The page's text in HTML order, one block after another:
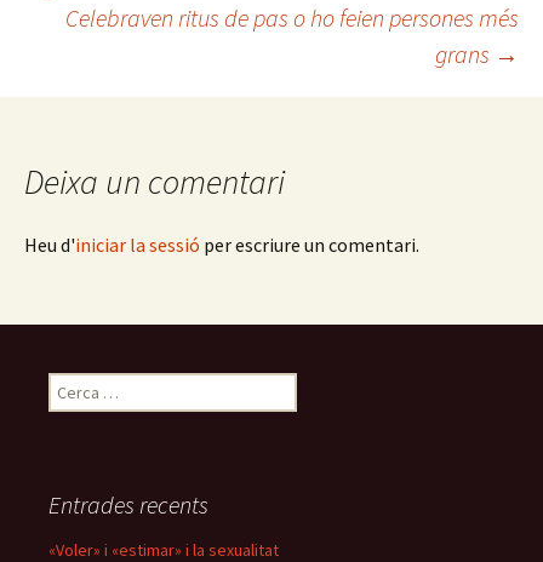
per
les
entrades
Celebraven ritus de pas o ho feien persones més
grans →
Deixa un comentari
Heu d'iniciar la sessió per escriure un comentari.
Cerca:
Entrades recents
«Voler» i «estimar» i la sexualitat